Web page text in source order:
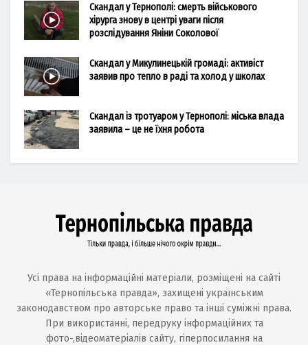
Скандал у Тернополі: смерть військового
хірурга знову в центрі уваги після
розслідування Яніни Соколової
Скандал у Микулинецькій громаді: активіст
заявив про тепло в раді та холод у школах
Скандал із тротуаром у Тернополі: міська влада
заявила – це не їхня робота
Усі права на інформаційні матеріали, розміщені на сайті
«Тернопільська правда», захищені українським
законодавством про авторське право та інші суміжні права.
При використанні, передруку інформаційних та
фото-,відеоматеріалів сайту, гіперпосилання на